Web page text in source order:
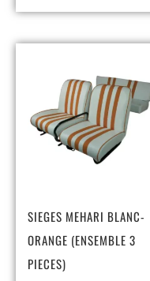
SIEGES MEHARI BLANC-
ORANGE (ENSEMBLE 3
PIECES)